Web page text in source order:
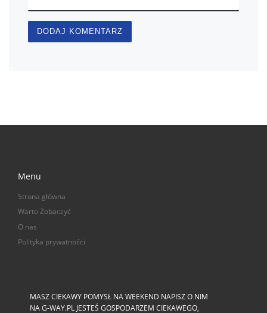
Menu
Strona główna
Warto Zobaczyć
O nas
Polityka prywatności
MASZ CIEKAWY POMYSŁ NA WEEKEND NAPISZ O NIM
NA G-WAY.PL JESTEŚ GOSPODARZEM CIEKAWEGO,